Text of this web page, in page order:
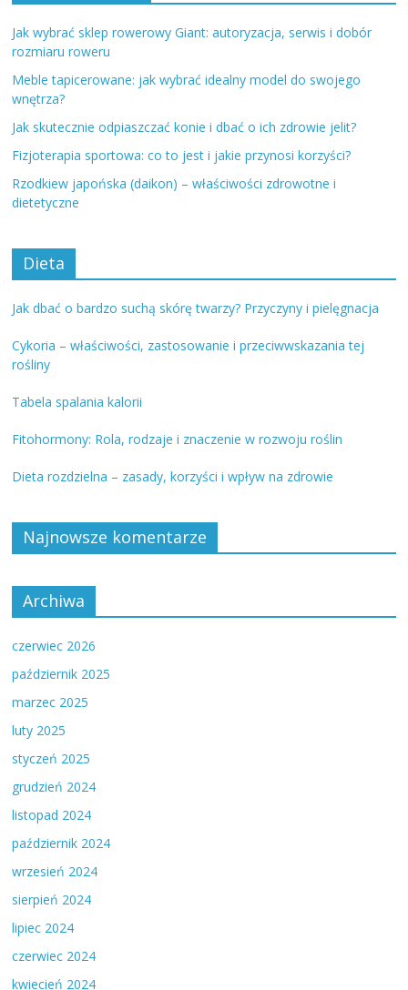
Jak wybrać sklep rowerowy Giant: autoryzacja, serwis i dobór
rozmiaru roweru
Meble tapicerowane: jak wybrać idealny model do swojego
wnętrza?
Jak skutecznie odpiaszczać konie i dbać o ich zdrowie jelit?
Fizjoterapia sportowa: co to jest i jakie przynosi korzyści?
Rzodkiew japońska (daikon) – właściwości zdrowotne i
dietetyczne
Dieta
Jak dbać o bardzo suchą skórę twarzy? Przyczyny i pielęgnacja
Cykoria – właściwości, zastosowanie i przeciwwskazania tej
rośliny
Tabela spalania kalorii
Fitohormony: Rola, rodzaje i znaczenie w rozwoju roślin
Dieta rozdzielna – zasady, korzyści i wpływ na zdrowie
Najnowsze komentarze
Archiwa
czerwiec 2026
październik 2025
marzec 2025
luty 2025
styczeń 2025
grudzień 2024
listopad 2024
październik 2024
wrzesień 2024
sierpień 2024
lipiec 2024
czerwiec 2024
kwiecień 2024